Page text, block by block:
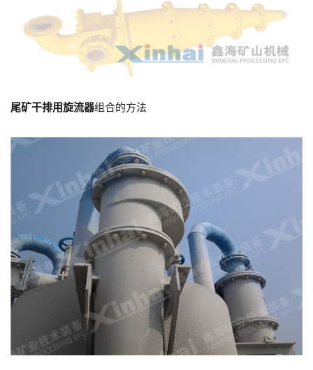
尾矿干排用旋流器组合的方法